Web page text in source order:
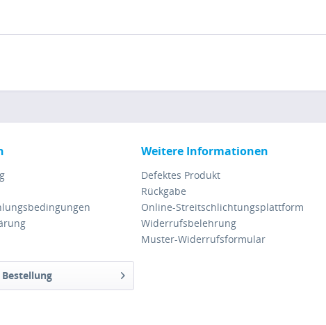
Weitere Informationen
Defektes Produkt
Rückgabe
Online-Streitschlichtungsplattform
Widerrufsbelehrung
Muster-Widerrufsformular